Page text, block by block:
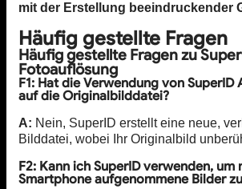
mit der Erstellung beeindruckender
Häufig gestellte Fragen
Häufig gestellte Fragen zu
Fotoauflösung
F1: Hat die Verwendung von SuperID
auf die Originalbilddatei?
A: Nein, SuperID erstellt eine neue,
Bilddatei, wobei Ihr Originalbild
F2: Kann ich SuperID verwenden, um
Smartphone aufgenommene Bilder